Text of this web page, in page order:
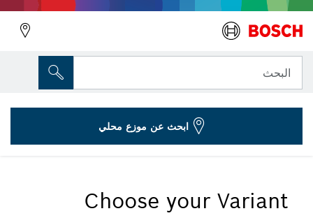
البحث
... 4-قطعة طقم أدوات القرميد للأدوات المتعددة
Choose your Variant
المتغير الذي اخترته
طقم قرميد مكون من 4 قطع
2 608 661 695
ابحث عن موزع محلي